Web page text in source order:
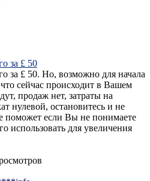
за £ 50
за £ 50. Но, возможно для начала
сейчас происходит в Вашем
продаж нет, затраты на
нулевой, остановитесь и не
поможет если Вы не понимаете
использовать для увеличения